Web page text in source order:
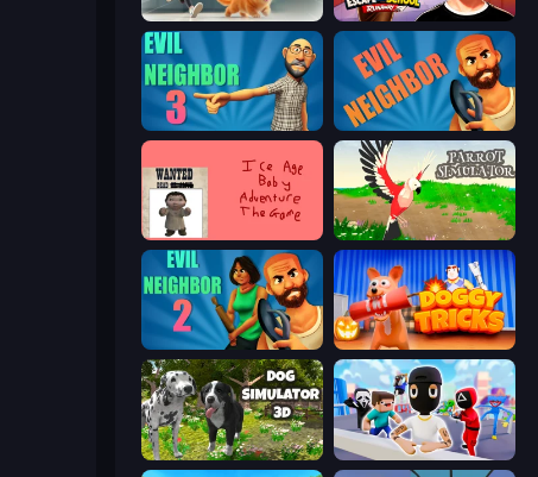
Cat Life Simulator: Devil Cat Escape from School: Runaway
Evil Neighbor 3 Evil Neighbor
Parrot Simulator
Evil Neighbor 2 Doggy Tricks
Dog Simulator 3D